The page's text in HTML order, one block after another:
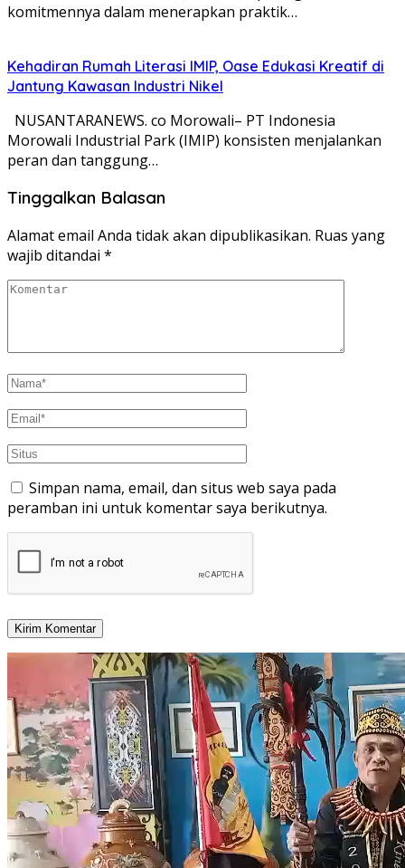
komitmennya dalam menerapkan praktik…
Kehadiran Rumah Literasi IMIP, Oase Edukasi Kreatif di
Jantung Kawasan Industri Nikel
NUSANTARANEWS. co Morowali– PT Indonesia
Morowali Industrial Park (IMIP) konsisten menjalankan
peran dan tanggung…
Tinggalkan Balasan
Alamat email Anda tidak akan dipublikasikan. Ruas yang
wajib ditandai *
Simpan nama, email, dan situs web saya pada
peramban ini untuk komentar saya berikutnya.